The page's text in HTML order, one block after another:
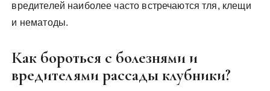
вредителей наиболее часто встречаются тля, клещи
и нематоды.
Как бороться с болезнями и
вредителями рассады клубники?